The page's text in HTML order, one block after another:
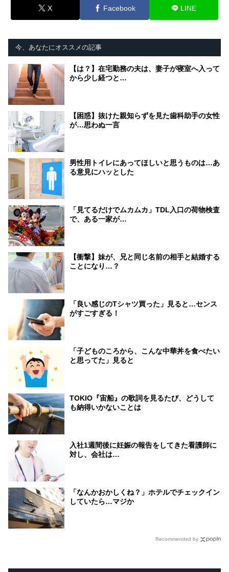
X Facebook LINE
今、あなたにオススメの記事
【は？】在宅勤務の夫は、妻子が寝室へ入って
から少し経つと…
【困惑】抜けた親知らずを見た歯科助手の女性
が…思わぬ一言
男性用トイレにあってほしいと思うものは…あ
る意見にハッとした
「見てるだけでムカムカ」TDL入口の荷物検査
で、ある一家が…
【衝撃】妹が、兄と同じ名前の相手と結婚する
ことになり…？
「良い感じのTシャツ買った」見ると…センス
がすごすぎる！
「子どものころから、こんな中華丼を食べたい
と思ってた」見ると
TOKIO『宙船』の歌詞を見るたび、どうして
も納得いかないことは
入社1週間後に妊娠の報告をしてきた看護師に
対し、会社は…
「なんかおかしくね？」ホテルでチェックイン
していたら…マジか
Recommended by